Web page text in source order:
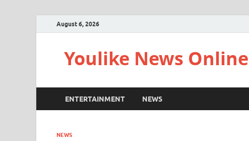
August 6, 2026
Youlike News Online
ENTERTAINMENT NEWS
NEWS